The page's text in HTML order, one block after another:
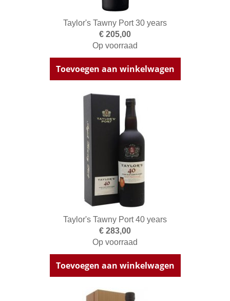
Taylor's Tawny Port 30 years
€ 205,00
Op voorraad
Toevoegen aan winkelwagen
Taylor's Tawny Port 40 years
€ 283,00
Op voorraad
Toevoegen aan winkelwagen